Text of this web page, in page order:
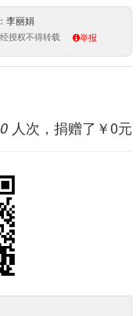
李丽娟
授权不得转载 举报
0 人次，捐赠了￥0元